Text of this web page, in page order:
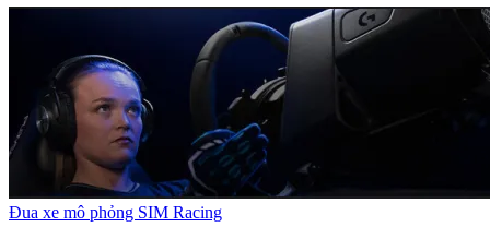
Đua xe mô phỏng SIM Racing